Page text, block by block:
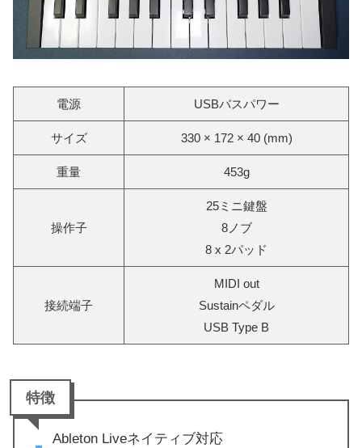
電源 USBバスパワー
サイズ 330 × 172 × 40 (mm)
重量 453g
操作子
25ミニ鍵盤
8ノブ
8 x 2パッド
接続端子
MIDI out
Sustainペダル
USB Type B
特徴
Ableton Liveネイティブ対応